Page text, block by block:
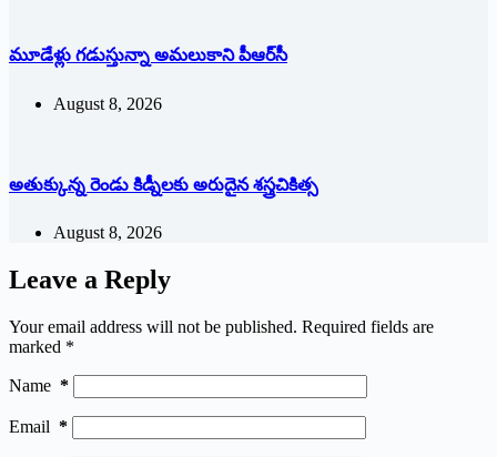
మూడేళ్లు గ‌డుస్తున్నా అమ‌లుకాని పీఆర్‌సీ
August 8, 2026
అతుక్కున్న రెండు కిడ్నీలకు అరుదైన శస్త్రచికిత్స
August 8, 2026
Leave a Reply
Your email address will not be published. Required fields are
marked *
Name *
Email *